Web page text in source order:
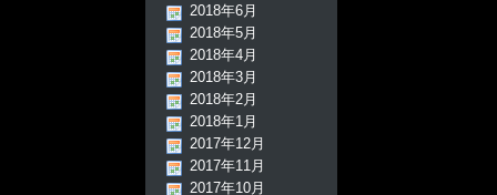
2018年6月
2018年5月
2018年4月
2018年3月
2018年2月
2018年1月
2017年12月
2017年11月
2017年10月